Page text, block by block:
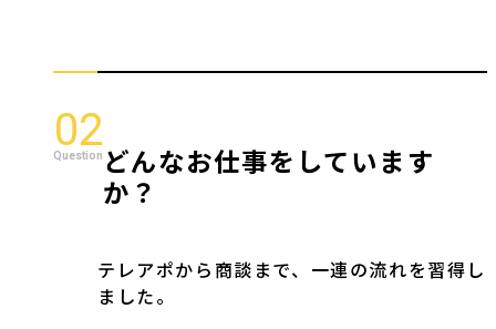
02
どんなお仕事をしています
か？
テレアポから商談まで、一連の流れを習得し
ました。